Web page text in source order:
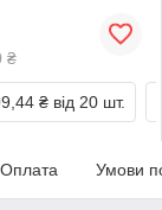
₴
₴ від 20 шт.
Оплата Умови